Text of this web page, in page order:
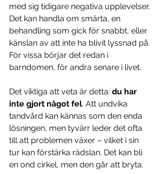
med sig tidigare negativa upplevelser.
Det kan handla om smärta, en
behandling som gick för snabbt, eller
känslan av att inte ha blivit lyssnad på.
För vissa börjar det redan i
barndomen, för andra senare i livet.
Det viktiga att veta är detta: du har
inte gjort något fel. Att undvika
tandvård kan kännas som den enda
lösningen, men tyvärr leder det ofta
till att problemen växer – vilket i sin
tur kan förstärka rädslan. Det kan bli
en ond cirkel, men den går att bryta.